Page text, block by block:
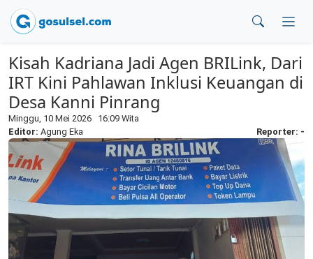
Kisah Kadriana Jadi Agen BRILink, Dari
IRT Kini Pahlawan Inklusi Keuangan di
Desa Kanni Pinrang
Minggu, 10 Mei 2026 16:09 Wita
Editor: Agung Eka Reporter: -